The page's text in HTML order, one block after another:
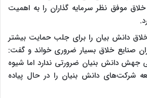
موفق نظر سرمایه گذاران را به اهمیت
دانش بیان را برای جلب حمایت بیشتر
صنایع خلاق بسیار ضروری خواند و گفت:
جهش دانش بنیان ضرورتی ندارد اما شیوه
شرکت‌های دانش بنیان را در حال پیاده